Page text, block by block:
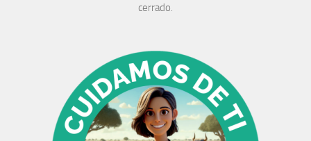
cerrado.